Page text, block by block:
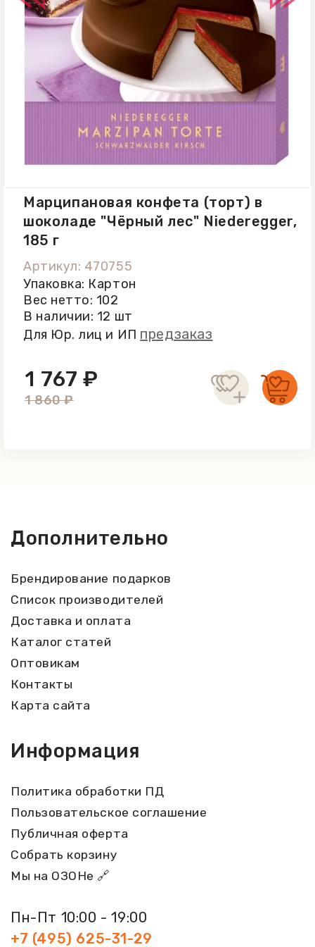
– 39,2 г. Хранить в сухом прохладном
месте, при температуре +16 С...+18 C,
отн. вл. 60-80%.
Марципановая конфета (торт) в
шоколаде "Чёрный лес" Niederegger,
185 г
Артикул: 470755
Упаковка: Картон
Вес нетто: 102
В наличии: 12 шт
Для Юр. лиц и ИП предзаказ
1 767 ₽
1 860 ₽
Дополнительно
Брендирование подарков
Список производителей
Доставка и оплата
Каталог статей
Оптовикам
Контакты
Карта сайта
Информация
Политика обработки ПД
Пользовательское соглашение
Публичная оферта
Собрать корзину
Мы на ОЗОНе 🔗
Пн-Пт 10:00 - 19:00
+7 (495) 625-31-29